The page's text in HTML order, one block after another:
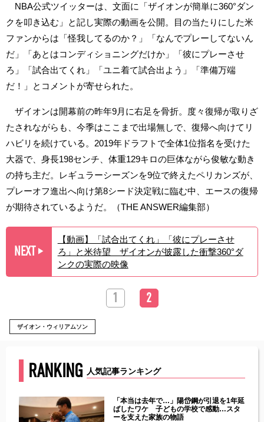
NBA公式ツイッターは、文面に「ザイオンが簡単に360°ダン
クを叩き込む」と記し実際の動画を公開。目の当たりにした米
ファンからは「怪我してるのか？」「なんでプレーしてないん
だ」「あとはコンディショニングだけか」「彼にプレーさせ
ろ」「試合出てくれ」「ユニ着て試合出よう」「準備万端
だ！」とコメントが寄せられた。
ザイオンは開幕前の昨年9月に右足を骨折。度々復帰が取りざ
たされながらも、今季はここまで出場無しで、復帰へ向けてリ
ハビリを続けている。2019年ドラフトで全体1位指名を受けた
大器で、身長198センチ、体重129キロの巨体ながら俊敏な動き
の持ち主だ。レギュラーシーズンを9位で終えたペリカンズが、
プレーオフ進出へ向け第8シード決定戦に臨む中、エースの復帰
が期待されているようだ。（THE ANSWER編集部）
NEXT ▶︎
【動画】「試合出てくれ」「彼にプレーさせ
ろ」と米待望 ザイオンが披露した衝撃360°ダ
ンクの実際の映像
1 2
ザイオン・ウィリアムソン
RANKING 人気記事ランキング
「本当は去年で…」陽岱鋼が引退を1年延
ばしたワケ 子どもの学校で感動…スタ
ーを支えた家族の物語